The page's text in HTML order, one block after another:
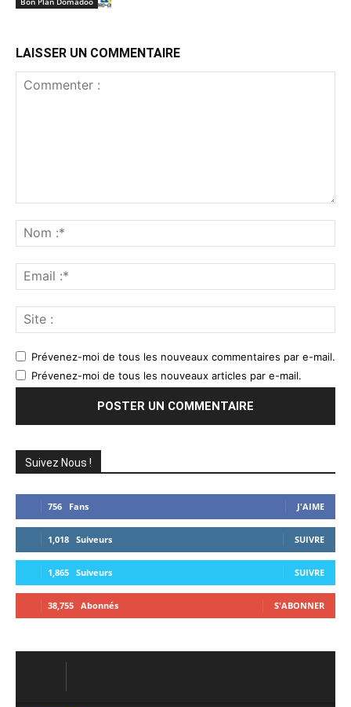
LAISSER UN COMMENTAIRE
:*
:*
:
Prévenez-moi de tous les nouveaux commentaires par e-mail.
Prévenez-moi de tous les nouveaux articles par e-mail.
Suivez Nous !
756 Fans J'AIME
1,018 Suiveurs SUIVRE
1,865 Suiveurs SUIVRE
38,755 Abonnés S'ABONNER